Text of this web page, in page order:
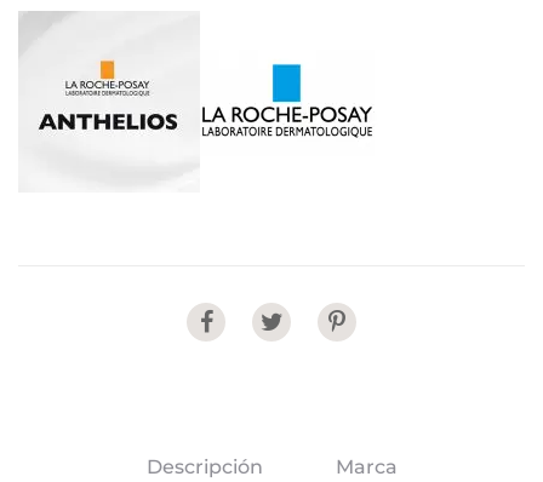
Share
Descripción Marca